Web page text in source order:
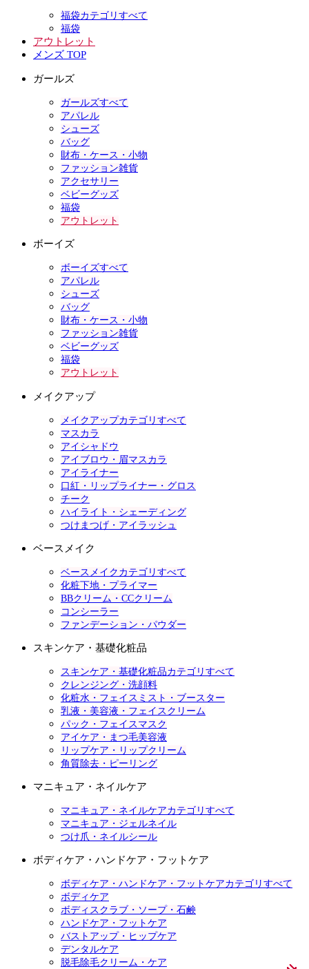
福袋カテゴリすべて
福袋
アウトレット
メンズ TOP
ガールズ
ガールズすべて
アパレル
シューズ
バッグ
財布・ケース・小物
ファッション雑貨
アクセサリー
ベビーグッズ
福袋
アウトレット
ボーイズ
ボーイズすべて
アパレル
シューズ
バッグ
財布・ケース・小物
ファッション雑貨
ベビーグッズ
福袋
アウトレット
メイクアップ
メイクアップカテゴリすべて
マスカラ
アイシャドウ
アイブロウ・眉マスカラ
アイライナー
口紅・リップライナー・グロス
チーク
ハイライト・シェーディング
つけまつげ・アイラッシュ
ベースメイク
ベースメイクカテゴリすべて
化粧下地・プライマー
BBクリーム・CCクリーム
コンシーラー
ファンデーション・パウダー
スキンケア・基礎化粧品
スキンケア・基礎化粧品カテゴリすべて
クレンジング・洗顔料
化粧水・フェイスミスト・ブースター
乳液・美容液・フェイスクリーム
パック・フェイスマスク
アイケア・まつ毛美容液
リップケア・リップクリーム
角質除去・ピーリング
マニキュア・ネイルケア
マニキュア・ネイルケアカテゴリすべて
マニキュア・ジェルネイル
つけ爪・ネイルシール
ボディケア・ハンドケア・フットケア
ボディケア・ハンドケア・フットケアカテゴリすべて
ボディケア
ボディスクラブ・ソープ・石鹸
ハンドケア・フットケア
バストアップ・ヒップケア
デンタルケア
脱毛除毛クリーム・ケア